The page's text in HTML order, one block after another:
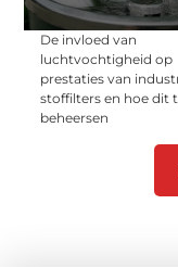
De invloed van
luchtvochtigheid op
prestaties van
stoffilters en hoe dit
beheersen